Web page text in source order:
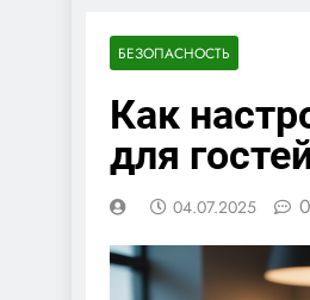
БЕЗОПАСНОСТЬ
Как
для
04.07.2025 0